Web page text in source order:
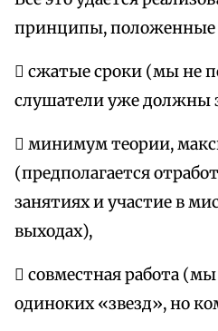
принципы, положенные
 сжатые сроки (мы не
слушатели уже должны
 минимум теории,
(предполагается
занятиях и участие в
выходах),
 совместная работа
одиноких «звезд», но